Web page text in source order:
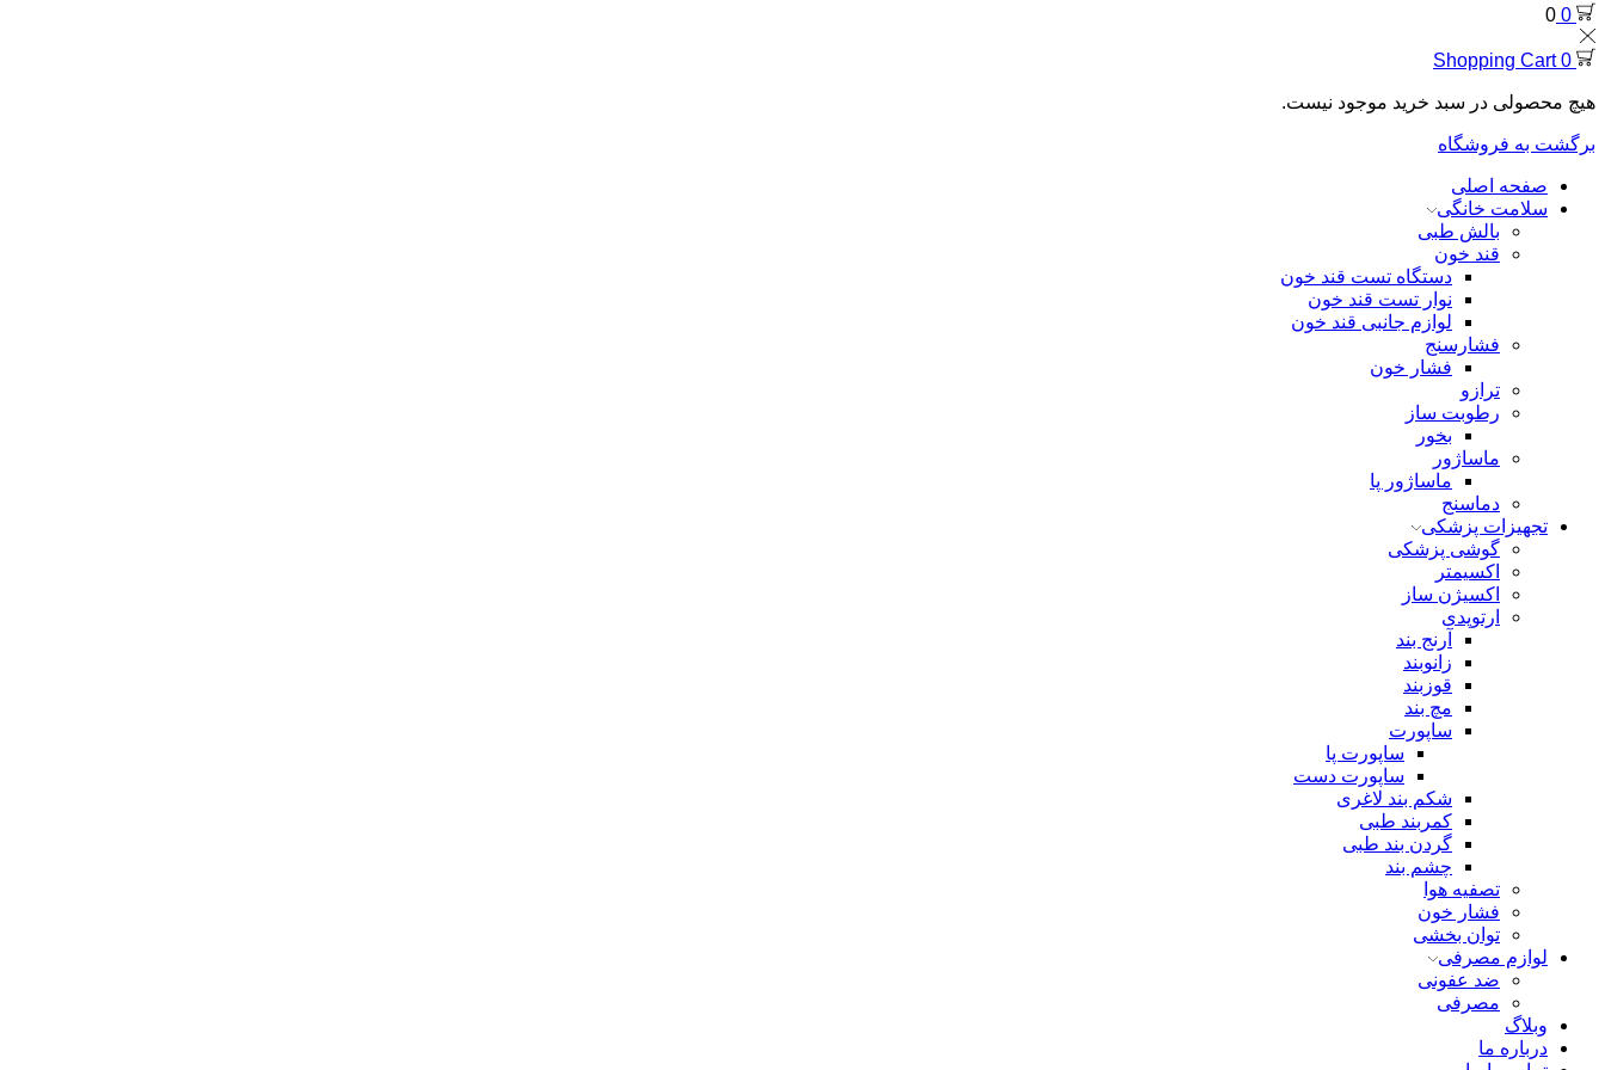
0
0
0
Shopping Cart
هیچ محصولی در سبد خرید موجود نیست.
برگشت به فروشگاه
صفحه اصلی
سلامت خانگی
بالش طبی
قند خون
دستگاه تست قند خون
نوار تست قند خون
لوازم جانبی قند خون
فشارسنج
فشار خون
ترازو
رطوبت ساز
بخور
ماساژور
ماساژور پا
دماسنج
تجهیزات پزشکی
گوشی پزشکی
اکسیمتر
اکسیژن ساز
ارتوپدی
آرنج بند
زانوبند
قوزبند
مچ بند
ساپورت
ساپورت پا
ساپورت دست
شکم بند لاغری
کمربند طبی
گردن بند طبی
چشم بند
تصفیه هوا
فشار خون
توان بخشی
لوازم مصرفی
ضد عفونی
مصرفی
وبلاگ
درباره ما